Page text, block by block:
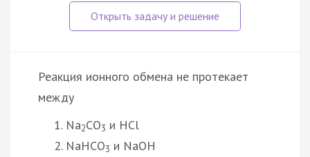
Реакция ионного обмена не протекает
между
Na2CO3 и HCl
NaHCO3 и NaOH